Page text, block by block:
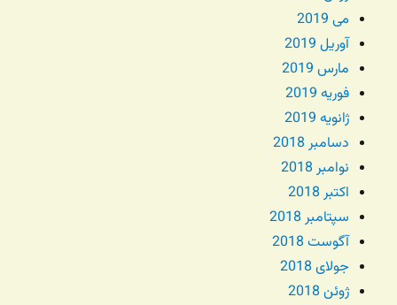
می 2019
آوریل 2019
مارس 2019
فوریه 2019
ژانویه 2019
دسامبر 2018
نوامبر 2018
اکتبر 2018
سپتامبر 2018
آگوست 2018
جولای 2018
ژوئن 2018